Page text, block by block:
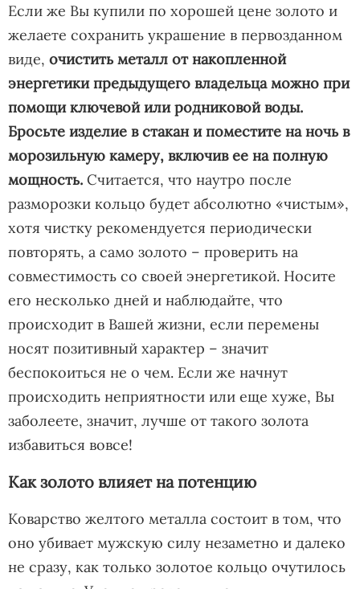
Если же Вы купили по хорошей цене золото и
желаете сохранить украшение в первозданном
виде, очистить металл от накопленной
энергетики предыдущего владельца можно при
помощи ключевой или родниковой воды.
Бросьте изделие в стакан и поместите на ночь в
морозильную камеру, включив ее на полную
мощность. Считается, что наутро после
разморозки кольцо будет абсолютно «чистым»,
хотя чистку рекомендуется периодически
повторять, а само золото – проверить на
совместимость со своей энергетикой. Носите
его несколько дней и наблюдайте, что
происходит в Вашей жизни, если перемены
носят позитивный характер – значит
беспокоиться не о чем. Если же начнут
происходить неприятности или еще хуже, Вы
заболеете, значит, лучше от такого золота
избавиться вовсе!
Как золото влияет на потенцию
Коварство желтого металла состоит в том, что
оно убивает мужскую силу незаметно и далеко
не сразу, как только золотое кольцо очутилось